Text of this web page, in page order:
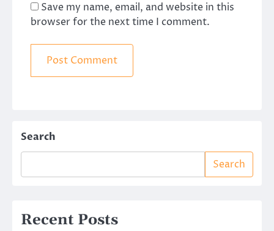
Save my name, email, and website in this
browser for the next time I comment.
Search
Search
Recent Posts